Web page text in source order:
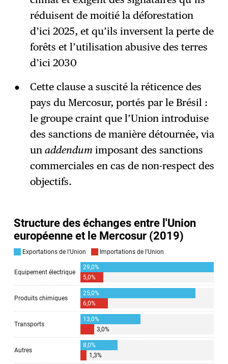
réduisent de moitié la déforestation
d’ici 2025, et qu’ils inversent la perte de
forêts et l’utilisation abusive des terres
d’ici 2030
Cette clause a suscité la réticence des
pays du Mercosur, portés par le Brésil :
le groupe craint que l’Union introduise
des sanctions de manière détournée, via
un addendum imposant des sanctions
commerciales en cas de non-respect des
objectifs.